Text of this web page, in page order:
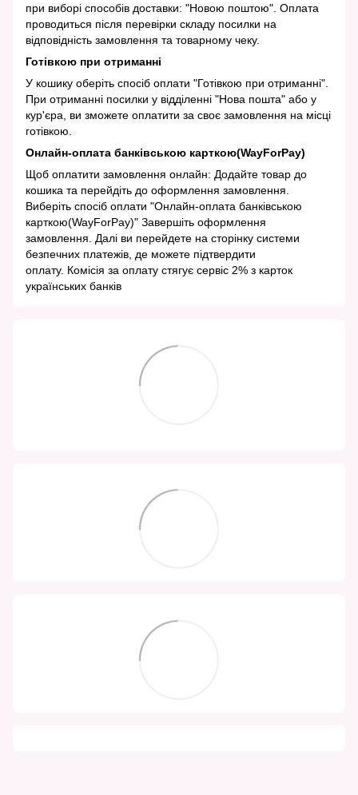
при виборі способів доставки: "Новою поштою". Оплата
проводиться після перевірки складу посилки на
відповідність замовлення та товарному чеку.
Готівкою при отриманні
У кошику оберіть спосіб оплати "Готівкою при отриманні".
При отриманні посилки у відділенні "Нова пошта" або у
кур'єра, ви зможете оплатити за своє замовлення на місці
готівкою.
Онлайн-оплата банківською карткою(WayForPay)
Щоб оплатити замовлення онлайн: Додайте товар до
кошика та перейдіть до оформлення замовлення.
Виберіть спосіб оплати "Онлайн-оплата банківською
карткою(WayForPay)" Завершіть оформлення
замовлення. Далі ви перейдете на сторінку системи
безпечних платежів, де можете підтвердити
оплату. Комісія за оплату стягує сервіс 2% з карток
українських банків